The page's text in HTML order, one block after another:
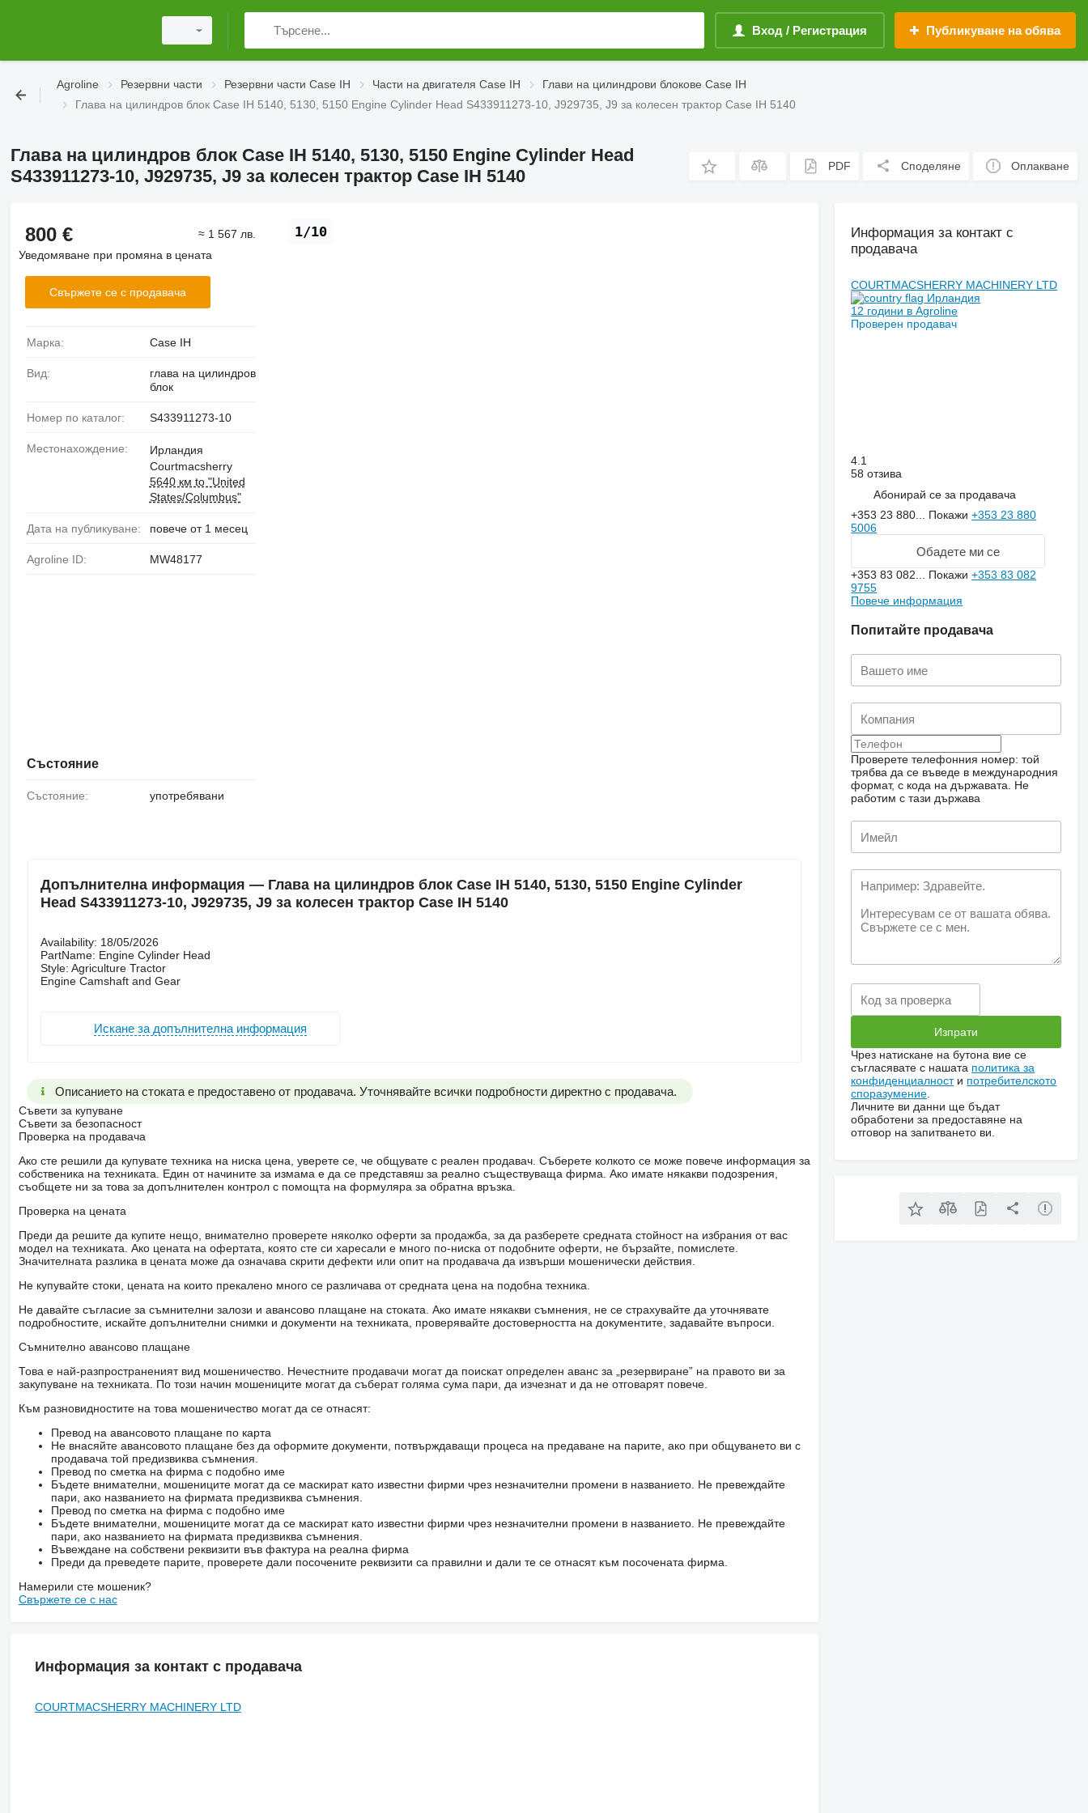
Вход / Регистрация Публикуване на обява
Agroline Резервни части Резервни части Case IH Части на двигателя Case IH
Глави на цилиндрови блокове Case IH
Глава на цилиндров блок Case IH 5140, 5130, 5150 Engine Cylinder Head S433911273-10, J929735, J9 за колесен трактор Case IH 5140
Глава на цилиндров блок Case IH 5140, 5130, 5150 Engine Cylinder Head
S433911273-10, J929735, J9 за колесен трактор Case IH 5140
PDF Споделяне Оплакване
1/10
800 €
≈ 1 567 лв.
Уведомяване при промяна в цената
Свържете се с продавача
Марка: Case IH
Вид:
глава на цилиндров
блок
Номер по каталог: S433911273-10
Местонахождение:
Ирландия
Courtmacsherry
5640 км to "United
States/Columbus"
Дата на публикуване: повече от 1 месец
Agroline ID: MW48177
Състояние
Състояние: употребявани
Допълнителна информация — Глава на цилиндров блок Case IH 5140, 5130, 5150 Engine Cylinder
Head S433911273-10, J929735, J9 за колесен трактор Case IH 5140
Availability: 18/05/2026
PartName: Engine Cylinder Head
Style: Agriculture Tractor
Engine Camshaft and Gear
Искане за допълнителна информация
Описанието на стоката е предоставено от продавача. Уточнявайте всички подробности директно с продавача.
Съвети за купуване
Съвети за безопасност
Проверка на продавача
Ако сте решили да купувате техника на ниска цена, уверете се, че общувате с реален продавач. Съберете колкото се може повече информация за
собственика на техниката. Един от начините за измама е да се представяш за реално съществуваща фирма. Ако имате някакви подозрения,
съобщете ни за това за допълнителен контрол с помощта на формуляра за обратна връзка.
Проверка на цената
Преди да решите да купите нещо, внимателно проверете няколко оферти за продажба, за да разберете средната стойност на избрания от вас
модел на техниката. Ако цената на офертата, която сте си харесали е много по-ниска от подобните оферти, не бързайте, помислете.
Значителната разлика в цената може да означава скрити дефекти или опит на продавача да извърши мошенически действия.
Не купувайте стоки, цената на които прекалено много се различава от средната цена на подобна техника.
Не давайте съгласие за съмнителни залози и авансово плащане на стоката. Ако имате някакви съмнения, не се страхувайте да уточнявате
подробностите, искайте допълнителни снимки и документи на техниката, проверявайте достоверността на документите, задавайте въпроси.
Съмнително авансово плащане
Това е най-разпространеният вид мошеничество. Нечестните продавачи могат да поискат определен аванс за „резервиране” на правото ви за
закупуване на техниката. По този начин мошениците могат да съберат голяма сума пари, да изчезнат и да не отговарят повече.
Към разновидностите на това мошеничество могат да се отнасят:
Превод на авансовото плащане по карта
Не внасяйте авансовото плащане без да оформите документи, потвърждаващи процеса на предаване на парите, ако при общуването ви с
продавача той предизвиква съмнения.
Превод по сметка на фирма с подобно име
Бъдете внимателни, мошениците могат да се маскират като известни фирми чрез незначителни промени в названието. Не превеждайте
пари, ако названието на фирмата предизвиква съмнения.
Превод по сметка на фирма с подобно име
Бъдете внимателни, мошениците могат да се маскират като известни фирми чрез незначителни промени в названието. Не превеждайте
пари, ако названието на фирмата предизвиква съмнения.
Въвеждане на собствени реквизити във фактура на реална фирма
Преди да преведете парите, проверете дали посочените реквизити са правилни и дали те се отнасят към посочената фирма.
Намерили сте мошеник?
Свържете се с нас
Информация за контакт с продавача
COURTMACSHERRY MACHINERY LTD
Информация за контакт с
продавача
COURTMACSHERRY MACHINERY LTD
Ирландия
12 години в Agroline
Проверен продавач
4.1
58 отзива
Абонирай се за продавача
+353 23 880... Покажи+353 23 880
5006
Обадете ми се
+353 83 082... Покажи+353 83 082
9755
Повече информация
Попитайте продавача
Проверете телефонния номер: той
трябва да се въведе в международния
формат, с кода на държавата.
Не
работим с тази държава
Чрез натискане на бутона вие се
съгласявате с нашата политика за
конфиденциалности потребителското
споразумение
Личните ви данни ще бъдат
обработени за предоставяне на
отговор на запитването ви.